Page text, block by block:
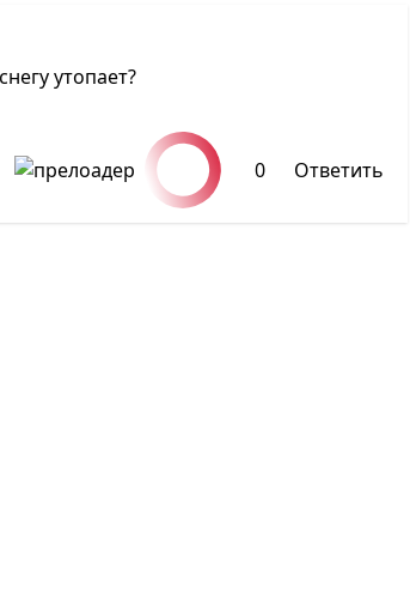
утопает?
0 Ответить